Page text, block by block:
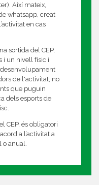
Així mateix,
whatsapp, creat
en cas
sortida del CEP,
i un nivell físic i
de l'activitat, no
que puguin
dels esports de
CEP, és obligatori
a l’activitat a
anual.